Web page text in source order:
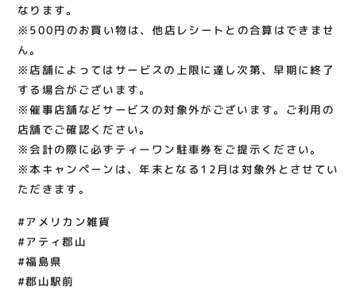
なります。
※500円のお買い物は、他店レシートとの合算はできませ
ん。
※店舗によってはサービスの上限に達し次第、早期に終了
する場合がございます。
※催事店舗などサービスの対象外がございます。ご利用の
店舗でご確認ください。
※会計の際に必ずティーワン駐車券をご提示ください。
※本キャンペーンは、年末となる12月は対象外とさせてい
ただきます。
#アメリカン雑貨
#アティ郡山
#福島県
#郡山駅前